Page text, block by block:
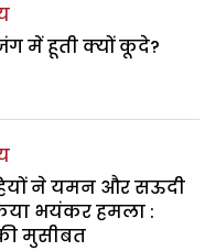
में हूती क्यों कूदे?
ने यमन और सऊदी
भयंकर हमला :
मुसीबत